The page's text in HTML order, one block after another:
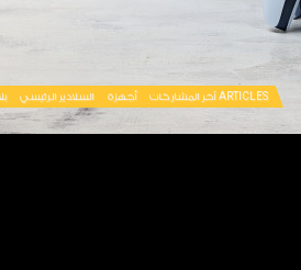
ARTICLES آخر المشاركات أجهزة السلادير الرئيسي